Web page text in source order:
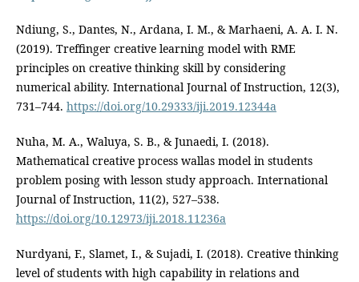
Ndiung, S., Dantes, N., Ardana, I. M., & Marhaeni, A. A. I. N.
(2019). Treffinger creative learning model with RME
principles on creative thinking skill by considering
numerical ability. International Journal of Instruction, 12(3),
731–744. https://doi.org/10.29333/iji.2019.12344a
Nuha, M. A., Waluya, S. B., & Junaedi, I. (2018).
Mathematical creative process wallas model in students
problem posing with lesson study approach. International
Journal of Instruction, 11(2), 527–538.
https://doi.org/10.12973/iji.2018.11236a
Nurdyani, F., Slamet, I., & Sujadi, I. (2018). Creative thinking
level of students with high capability in relations and